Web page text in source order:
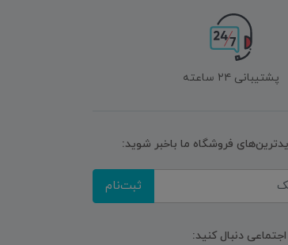
پشتیبانی ۲۴ ساعته
فروشگاه ما باخبر شوید:
ثبت‌نام
دنبال کنید: